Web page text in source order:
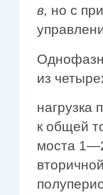
в, но с
из
нагрузка
к общей
моста